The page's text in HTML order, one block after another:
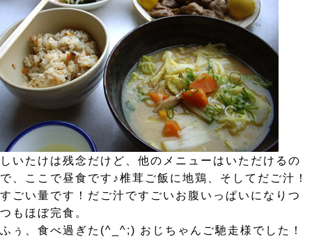
しいたけは残念だけど、他のメニューはいただけるの
で、ここで昼食です♪椎茸ご飯に地鶏、そしてだご汁！
すごい量です！だご汁ですごいお腹いっぱいになりつ
つもほぼ完食。
ふぅ、食べ過ぎた(^_^;) おじちゃんご馳走様でした！